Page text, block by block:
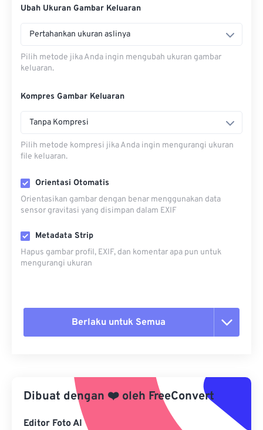
Ubah Ukuran Gambar Keluaran
Pertahankan ukuran aslinya
Pilih metode jika Anda ingin mengubah ukuran gambar
keluaran.
Kompres Gambar Keluaran
Tanpa Kompresi
Pilih metode kompresi jika Anda ingin mengurangi ukuran
file keluaran.
Orientasi Otomatis
Orientasikan gambar dengan benar menggunakan data
sensor gravitasi yang disimpan dalam EXIF
Metadata Strip
Hapus gambar profil, EXIF, dan komentar apa pun untuk
mengurangi ukuran
Berlaku untuk Semua
Terapkan dari Preset
Simpan sebagai Preset
Dibuat dengan ❤️ oleh FreeConvert
Editor Foto AI